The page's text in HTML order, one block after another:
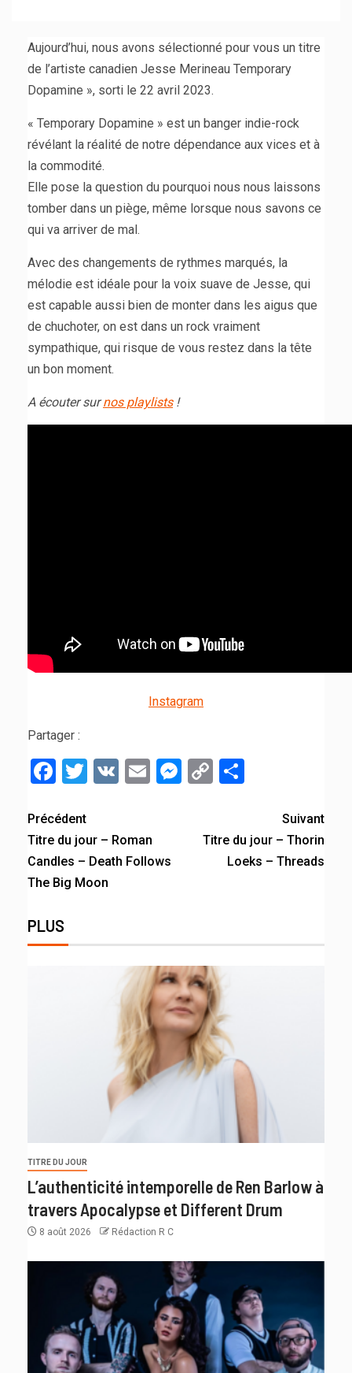
Aujourd’hui, nous avons sélectionné pour vous un titre
de l’artiste canadien Jesse Merineau Temporary
Dopamine », sorti le 22 avril 2023.
« Temporary Dopamine » est un banger indie-rock
révélant la réalité de notre dépendance aux vices et à
la commodité.
Elle pose la question du pourquoi nous nous laissons
tomber dans un piège, même lorsque nous savons ce
qui va arriver de mal.
Avec des changements de rythmes marqués, la
mélodie est idéale pour la voix suave de Jesse, qui
est capable aussi bien de monter dans les aigus que
de chuchoter, on est dans un rock vraiment
sympathique, qui risque de vous restez dans la tête
un bon moment.
A écouter surnos playlists!
Instagram
Partager :
Facebook
Twitter
VK EmailMessenger
Copy
Précédent
Titre du jour – Roman
Candles – Death Follows
The Big Moon
Suivant
Titre du jour – Thorin
Loeks – Threads
PLUS
TITRE DU JOUR
L’authenticité intemporelle de Ren Barlow à
travers Apocalypse et Different Drum
8 août 2026 Rédaction R C